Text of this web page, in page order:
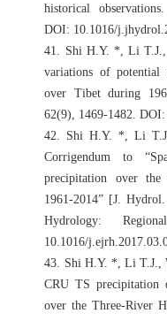
historical
DOI: 10.1016/
41. Shi H.Y. *, Li T.J.,
variations of potential
over Tibet during
62(9), 1469-1482.
42. Shi H.Y. *, Li
Corrigendum to
precipitation over the
1961-2014” [J.
Hydrology:
10.1016/
43. Shi H.Y. *, Li T.J.,
CRU TS precipitation
over the Three-River